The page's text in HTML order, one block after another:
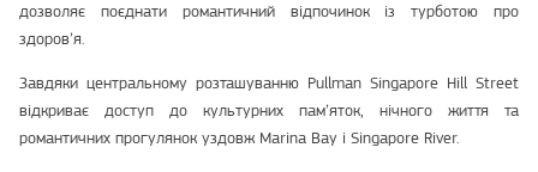
дозволяє поєднати романтичний відпочинок із турботою про
здоров’я.
Завдяки центральному розташуванню Pullman Singapore Hill Street
відкриває доступ до культурних пам’яток, нічного життя та
романтичних прогулянок уздовж Marina Bay і Singapore River.